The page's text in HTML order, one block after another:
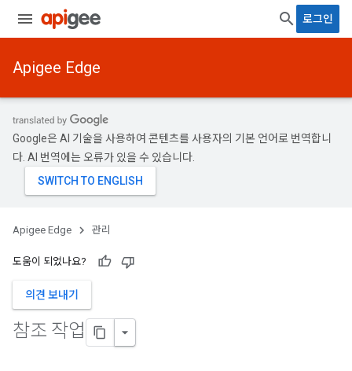
로그인
Apigee Edge
Google은 AI 기술을 사용하여 콘텐츠를 사용자의 기본 언어로 번역합니
다. AI 번역에는 오류가 있을 수 있습니다.
Apigee Edge 관리
도움이 되었나요?
의견 보내기
참조 작업